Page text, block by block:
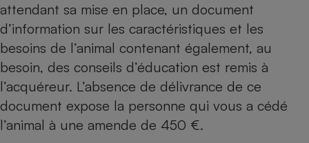
attendant sa mise en place, un document
d’information sur les caractéristiques et les
besoins de l’animal contenant également, au
besoin, des conseils d’éducation est remis à
l’acquéreur. L’absence de délivrance de ce
document expose la personne qui vous a cédé
l’animal à une amende de 450 €.